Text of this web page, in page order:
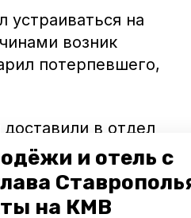
и отель с
на КМВ
на
возник
потерпевшего,
в отдел
дело за
здоровью. Он